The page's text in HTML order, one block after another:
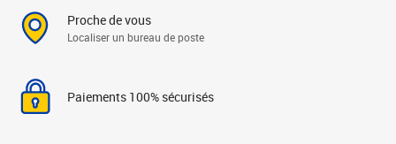
Proche de vous
Localiser un bureau de poste
Paiements 100% sécurisés